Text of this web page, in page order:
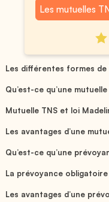
Les mutuelles
Les différentes formes
Qu’est-ce qu’une
Mutuelle TNS et loi
Les avantages d’une
Qu’est-ce qu’une
La prévoyance obligatoire
Les avantages d’une